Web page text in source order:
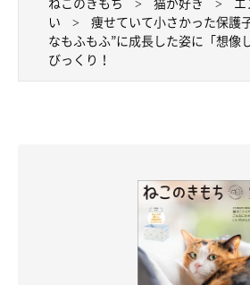
関連記事:
兄妹じゃないのに顔がそ
逆、ニャルソック中の元
バスルームの窓で夜な夜な「ニャル
くんとモアちゃん。実の兄妹猫では
匹。仲良く外をチェックする姿が大
い
痩せていて小さかった保護
なもふもふ”に成長した姿に「想像
びっくり！